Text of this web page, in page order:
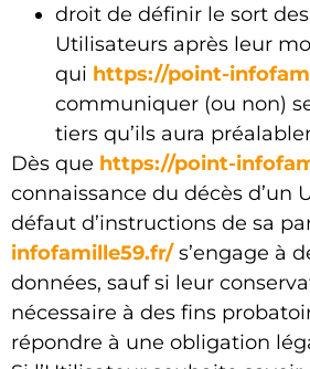
droit de définir le sort
Utilisateurs après leur
qui https://point-
communiquer (ou non)
tiers qu’ils aura
Dès que https://point-
connaissance du décès d’un
défaut d’instructions de sa
infofamille59.fr/s’engage à
données, sauf si leur
nécessaire à des fins
répondre à une obligation